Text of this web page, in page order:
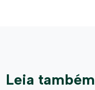
Leia também